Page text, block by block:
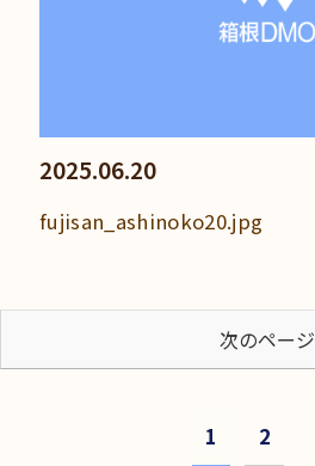
2025.06.20
fujisan_ashinoko20.jpg
次のページ
1 2